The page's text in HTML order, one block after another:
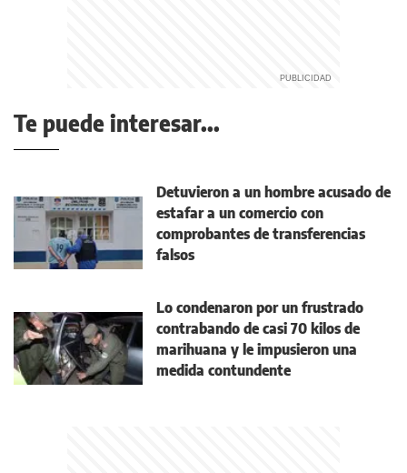
Te puede interesar...
Detuvieron a un hombre acusado de
estafar a un comercio con
comprobantes de transferencias
falsos
Lo condenaron por un frustrado
contrabando de casi 70 kilos de
marihuana y le impusieron una
medida contundente